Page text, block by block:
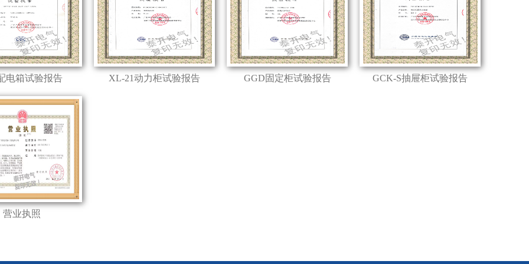
电箱试验报告 XL-21动力柜试验报告 GGD固定柜试验报告 GCK-S抽屉柜试验报告
营业执照